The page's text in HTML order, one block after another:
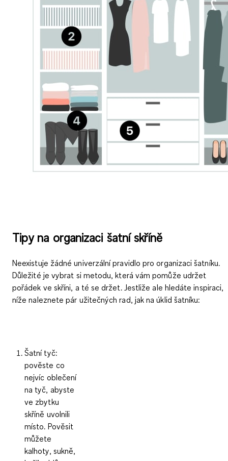
Tipy na organizaci šatní skříně
Neexistuje žádné univerzální pravidlo pro organizaci šatníku.
Důležité je vybrat si metodu, která vám pomůže udržet
pořádek ve skříni, a té se držet. Jestliže ale hledáte inspiraci,
níže naleznete pár užitečných rad, jak na úklid šatníku:
Šatní tyč:
pověste co
nejvíc oblečení
na tyč, abyste
ve zbytku
skříně uvolnili
místo. Pověsit
můžete
kalhoty, sukně,